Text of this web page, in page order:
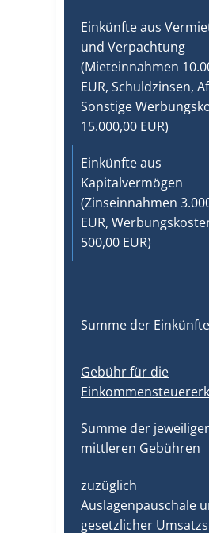
Einkünfte aus
und Verpachtung
(Mieteinnahmen
EUR, Schuldzinsen,
Sonstige
15.000,00 EUR)
Einkünfte aus
Kapitalvermögen
(Zinseinnahmen
EUR,
500,00 EUR)
Summe der Einkünfte
Gebühr für die
Summe der
mittleren Gebühren
zuzüglich
Auslagenpauschale
gesetzlicher